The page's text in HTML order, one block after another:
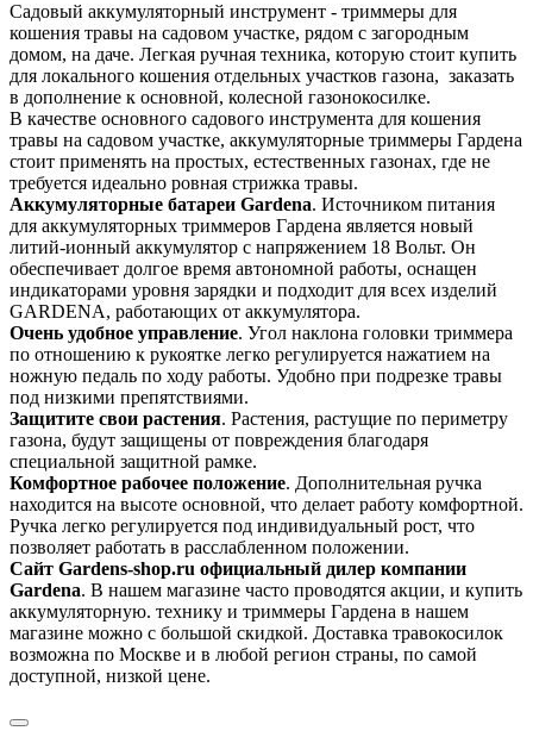
Садовый аккумуляторный инструмент - триммеры для
кошения травы на садовом участке, рядом с загородным
домом, на даче. Легкая ручная техника, которую стоит купить
для локального кошения отдельных участков газона, заказать
в дополнение к основной, колесной газонокосилке.
В качестве основного садового инструмента для кошения
травы на садовом участке, аккумуляторные триммеры Гардена
стоит применять на простых, естественных газонах, где не
требуется идеально ровная стрижка травы.
Аккумуляторные батареи Gardena. Источником питания
для аккумуляторных триммеров Гардена является новый
литий-ионный аккумулятор с напряжением 18 Вольт. Он
обеспечивает долгое время автономной работы, оснащен
индикаторами уровня зарядки и подходит для всех изделий
GARDENA, работающих от аккумулятора.
Очень удобное управление. Угол наклона головки триммера
по отношению к рукоятке легко регулируется нажатием на
ножную педаль по ходу работы. Удобно при подрезке травы
под низкими препятствиями.
Защитите свои растения. Растения, растущие по периметру
газона, будут защищены от повреждения благодаря
специальной защитной рамке.
Комфортное рабочее положение. Дополнительная ручка
находится на высоте основной, что делает работу комфортной.
Ручка легко регулируется под индивидуальный рост, что
позволяет работать в расслабленном положении.
Сайт Gardens-shop.ru официальный дилер компании
Gardena. В нашем магазине часто проводятся акции, и купить
аккумуляторную. технику и триммеры Гардена в нашем
магазине можно с большой скидкой. Доставка травокосилок
возможна по Москве и в любой регион страны, по самой
доступной, низкой цене.